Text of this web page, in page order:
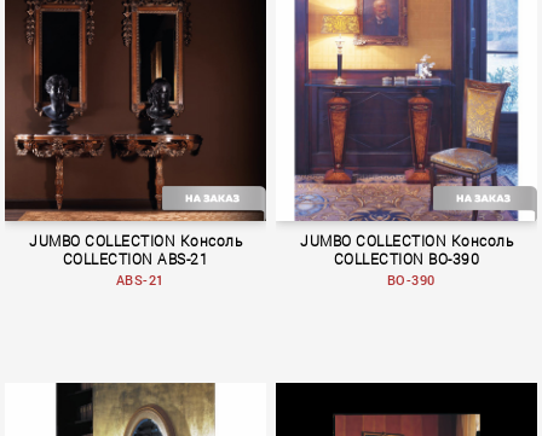
JUMBO COLLECTION Консоль
COLLECTION ABS-21
ABS-21
JUMBO COLLECTION Консоль
COLLECTION BO-390
BO-390